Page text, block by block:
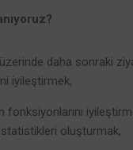
daha sonraki
iyileştirmek,
fonksiyonlarını
oluşturmak,